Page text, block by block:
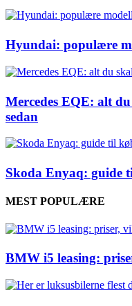
Hyundai: populære
Mercedes EQE: alt
sedan
Skoda Enyaq: guide
MEST POPULÆRE
BMW i5 leasing: